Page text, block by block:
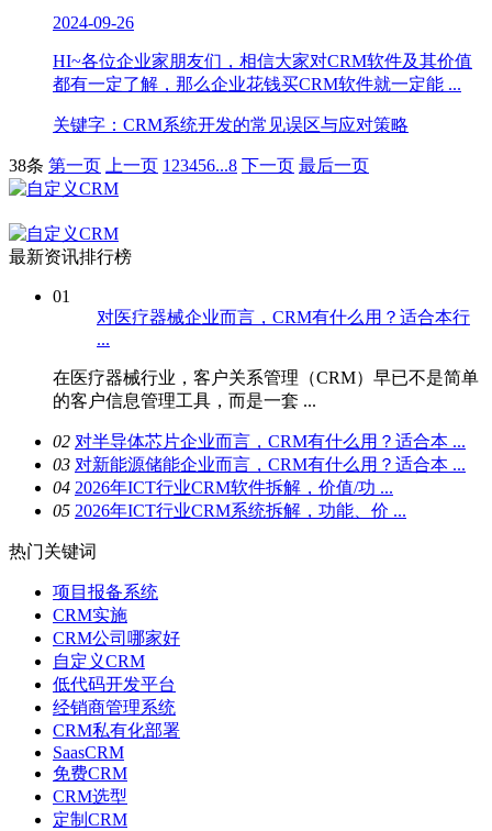
2024-09-26
HI~各位企业家朋友们，相信大家对CRM软件​及其价值
都有一定了解，那么企业花钱买CRM软件就一定能 ...
关键字：CRM系统开发的常见误区与应对策略
38条 第一页 上一页 1 23456...8 下一页 最后一页
最新资讯排行榜
01
对医疗器械企业而言，CRM有什么用？适合本行
...
在医疗器械行业，客户关系管理（CRM）早已不是简单
的客户信息管理工具，而是一套 ...
02 对半导体芯片企业而言，CRM有什么用？适合本 ...
03 对新能源储能企业而言，CRM有什么用？适合本 ...
04 2026年ICT行业CRM软件拆解，价值/功 ...
05 2026年ICT行业CRM系统拆解，功能、价 ...
热门关键词
项目报备系统
CRM实施
CRM公司哪家好
自定义CRM
低代码开发平台
经销商管理系统
CRM私有化部署
SaasCRM
免费CRM
CRM选型
定制CRM